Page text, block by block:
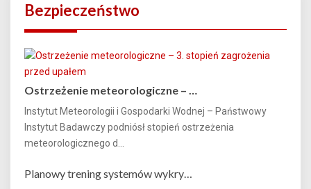
Bezpieczeństwo
Ostrzeżenie meteorologiczne – …
Instytut Meteorologii i Gospodarki Wodnej – Państwowy
Instytut Badawczy podniósł stopień ostrzeżenia
meteorologicznego d...
Planowy trening systemów wykry…